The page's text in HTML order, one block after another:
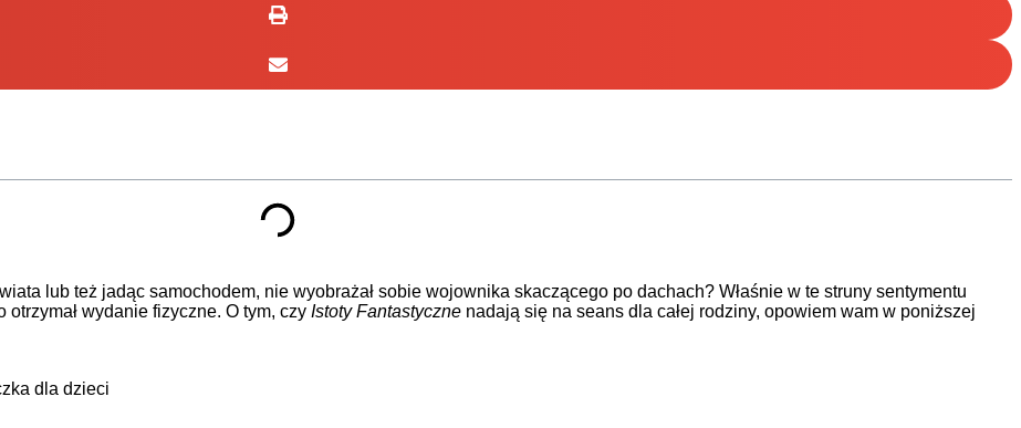
lub też jadąc samochodem, nie wyobrażał sobie wojownika skaczącego po dachach? Właśnie w te struny sentymentu
wydanie fizyczne. O tym, czy Istoty Fantastyczne nadają się na seans dla całej rodziny, opowiem wam w poniższej
dla dzieci